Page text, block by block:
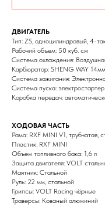
ДВИГАТЕЛЬ
Тип: ZS, одноцилиндровый, 4-
Рабочий объем: 50 куб. см
Система охлаждения:
Карбюратор: SHENG WAY 14мм
Система зажигания:
Система пуска: электростартер
Коробка передач:
ХОДОВАЯ ЧАСТЬ
Рама: RXF MINI V1, трубчатая,
Пластик: RXF MINI
Объем топливного бака: 1,6 л
Защита двигателя: VOLT
Маятник: Стальной
Руль: 22 мм, стальной
Грипсы: VOLT Racing чёрные
Траверсы: Кованый алюминий